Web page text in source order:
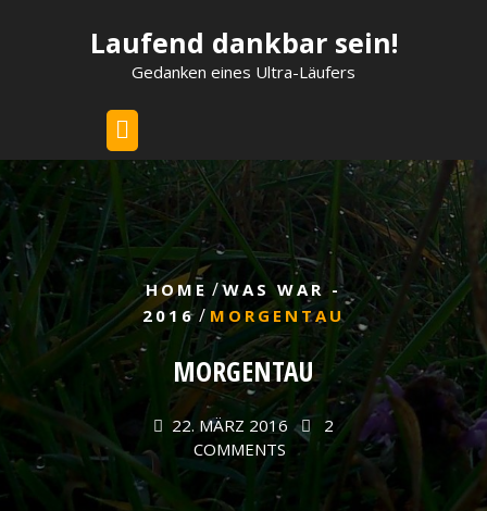
Laufend dankbar sein!
Gedanken eines Ultra-Läufers
HOME /WAS WAR -
2016 / MORGENTAU
MORGENTAU
22. MÄRZ 2016
2
COMMENTS